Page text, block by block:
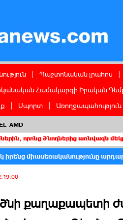
Պաշտոնական լրահոս
Համակարգի Իրական
Սպորտ Առողջապահություն
AMD
առնվազն մեկը ԱՄՆ
իրենց միասեռականությունը
քաղաքապետի